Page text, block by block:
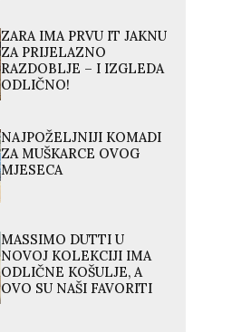
ZARA IMA PRVU IT JAKNU
ZA PRIJELAZNO
RAZDOBLJE – I IZGLEDA
ODLIČNO!
NAJPOŽELJNIJI KOMADI
ZA MUŠKARCE OVOG
MJESECA
MASSIMO DUTTI U
NOVOJ KOLEKCIJI IMA
ODLIČNE KOŠULJE, A
OVO SU NAŠI FAVORITI